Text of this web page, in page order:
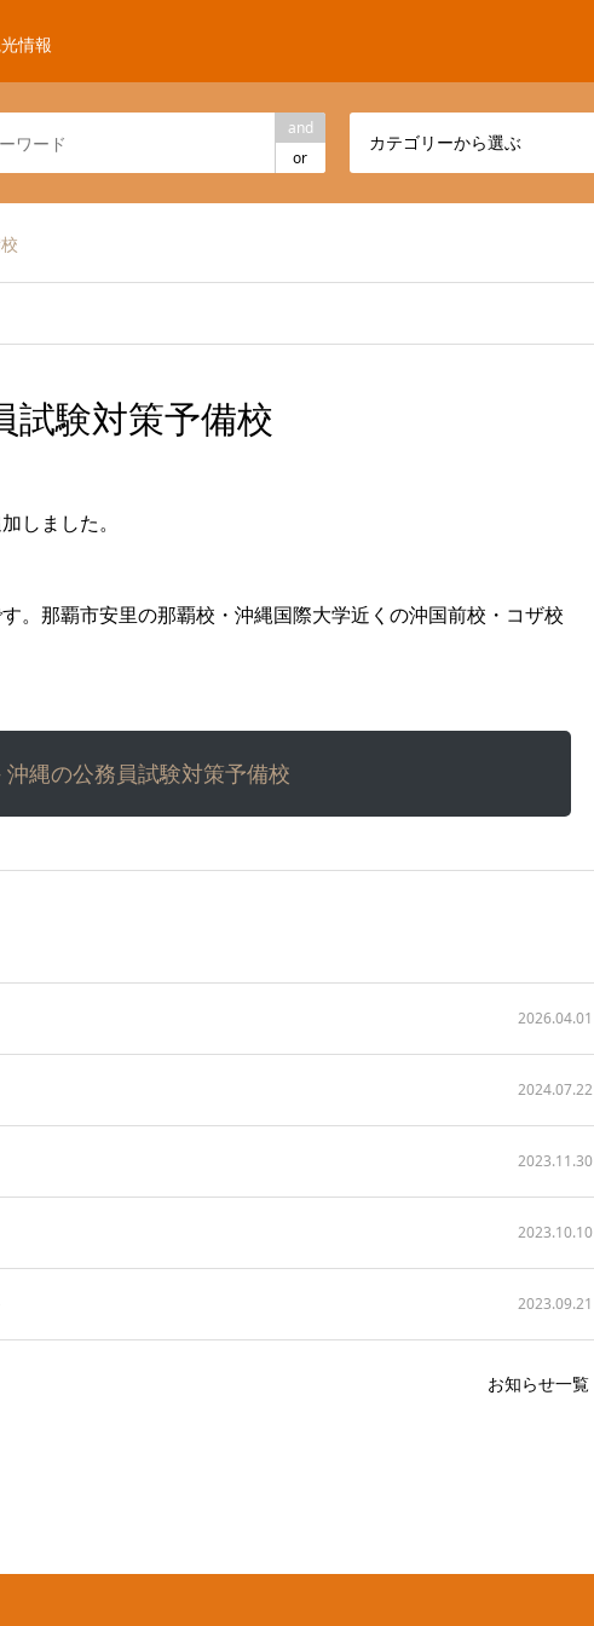
情報
and
or
カテゴリーから選ぶ
試験対策予備校
しました。
。那覇市安里の那覇校・沖縄国際大学近くの沖国前校・コザ校
沖縄の公務員試験対策予備校
2026.04.01
2024.07.22
2023.11.30
2023.10.10
2023.09.21
お知らせ一覧